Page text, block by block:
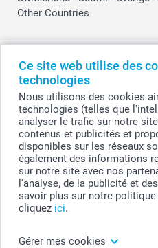
Ce site web utilise des
technologies
Nous utilisons des cookies
technologies (telles que
analyser le trafic sur notre
contenus et publicités et
disponibles sur les réseaux
également des informations
sur notre site avec nos
l'analyse, de la publicité et
savoir plus sur notre
cliquez ici.
Gérer mes cookies
Other Countries
© smartphoto group. Tous droits
smartphoto group SA.
Siège social : Kwatrechtsteenweg
Numéro de TVA BE 0405.706.755
Numéro d'entreprise 0405.706.755.
Coordonnées bancaires: IBAN BE71
Tous les prix sont en EURO (€),